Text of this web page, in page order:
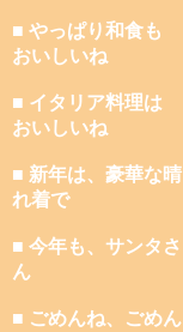
■ やっぱり和食も
おいしいね
■ イタリア料理は
おいしいね
■ 新年は、豪華な晴
れ着で
■ 今年も、サンタさ
ん
■ ごめんね、ごめん